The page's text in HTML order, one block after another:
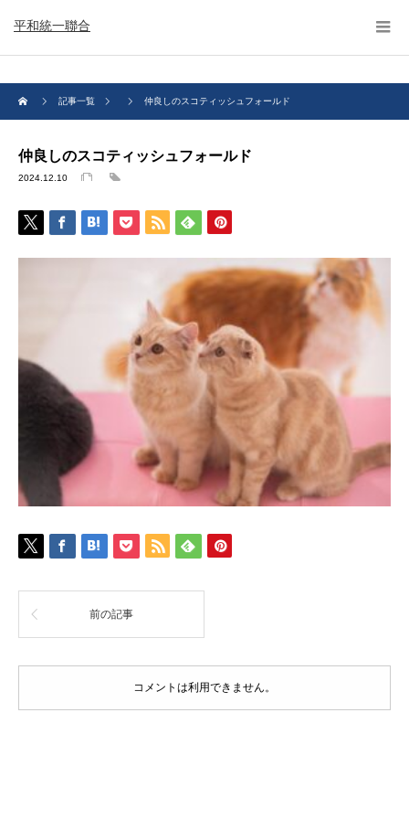
平和統一聯合
記事一覧 仲良しのスコティッシュフォールド
仲良しのスコティッシュフォールド
2024.12.10
前の記事
コメントは利用できません。